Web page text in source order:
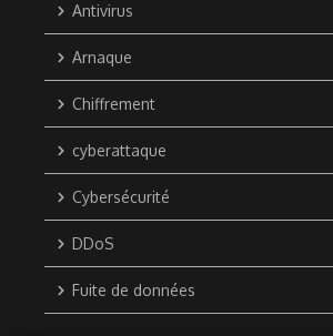
Antivirus
Arnaque
Chiffrement
cyberattaque
Cybersécurité
DDoS
Fuite de données